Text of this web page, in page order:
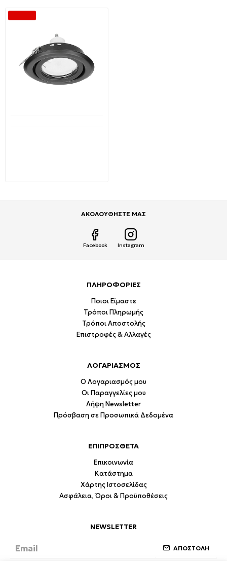
ΑΚΟΛΟΥΘΗΣΤΕ ΜΑΣ
Facebook Instagram
ΠΛΗΡΟΦΟΡΙΕΣ
Ποιοι Είμαστε
Τρόποι Πληρωμής
Τρόποι Αποστολής
Επιστροφές & Αλλαγές
ΛΟΓΑΡΙΑΣΜΟΣ
Ο Λογαριασμός μου
Οι Παραγγελίες μου
Λήψη Newsletter
Πρόσβαση σε Προσωπικά Δεδομένα
ΕΠΙΠΡΟΣΘΕΤΑ
Επικοινωνία
Κατάστημα
Χάρτης Ιστοσελίδας
Ασφάλεια, Όροι & Προϋποθέσεις
NEWSLETTER
ΑΠΟΣΤΟΛΗ